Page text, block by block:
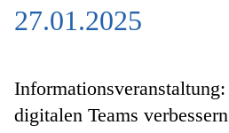
Das Technologieland
Innovationsfelder
27.01.2025
digitalen Teams verbessern